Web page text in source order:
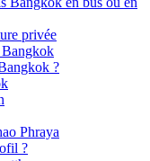
privée
Bangkok
?
Phraya
?